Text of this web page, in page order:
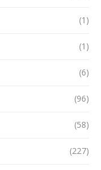
(1)
(1)
(6)
(96)
(58)
(227)